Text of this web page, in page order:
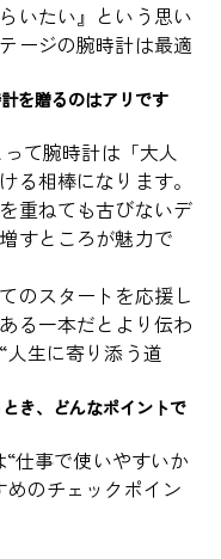
いたい』という思い
ージの腕時計は最適
を贈るのはアリです
て腕時計は「大人
る相棒になります。
重ねても古びないデ
すところが魅力で
のスタートを応援し
る一本だとより伝わ
人生に寄り添う道
き、どんなポイントで
仕事で使いやすいか
めのチェックポイン